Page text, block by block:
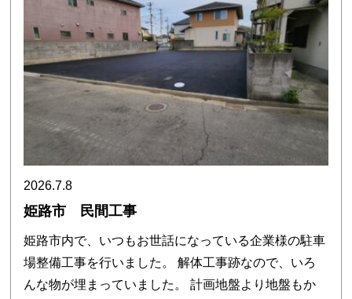
2026.7.8
姫路市 民間工事
姫路市内で、いつもお世話になっている企業様の駐車
場整備工事を行いました。 解体工事跡なので、いろ
んな物が埋まっていました。 計画地盤より地盤もか